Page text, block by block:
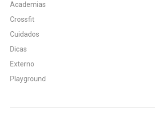
Academias
Crossfit
Cuidados
Dicas
Externo
Playground